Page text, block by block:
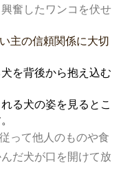
奮したワンコを伏せ
主の信頼関係に大切
を背後から抱え込む
る犬の姿を見るとこ
って他人のものや食
だ犬が口を開けて放